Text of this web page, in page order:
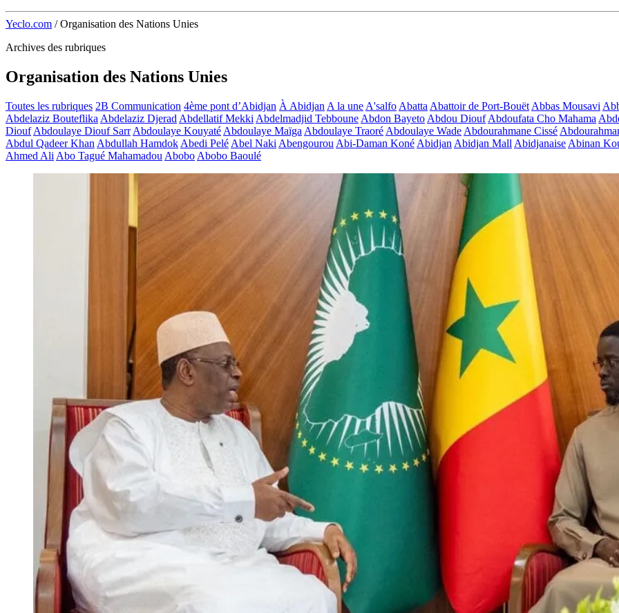
Yeclo.com / Organisation des Nations Unies
Archives des rubriques
Organisation des Nations Unies
Toutes les rubriques 2B Communication 4ème pont d’Abidjan À Abidjan A la une A'salfo Abatta Abattoir de Port-Bouët Abbas Mousavi
Abdelaziz Bouteflika Abdelaziz Djerad Abdellatif Mekki Abdelmadjid Tebboune Abdon Bayeto Abdou Diouf Abdoufata Cho Mahama
Diouf Abdoulaye Diouf Sarr Abdoulaye Kouyaté Abdoulaye Maïga Abdoulaye Traoré Abdoulaye Wade Abdourahmane Cissé
Abdul Qadeer Khan Abdullah Hamdok Abedi Pelé Abel Naki Abengourou Abi-Daman Koné Abidjan Abidjan Mall Abidjanaise Abinan
Ahmed Ali Abo Tagué Mahamadou Abobo Abobo Baoulé